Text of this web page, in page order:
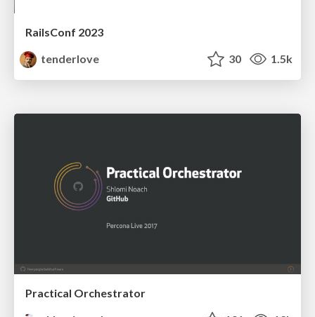
RailsConf 2023
tenderlove
30 1.5k
Practical Orchestrator